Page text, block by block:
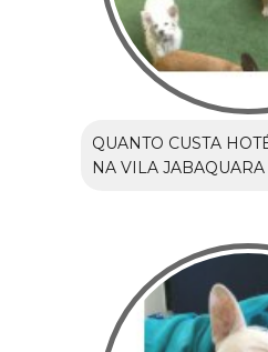
QUANTO CUSTA
NA VILA JABAQUARA